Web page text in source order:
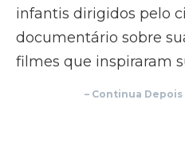
infantis dirigidos pelo
documentário sobre
filmes que inspiraram
– Continua